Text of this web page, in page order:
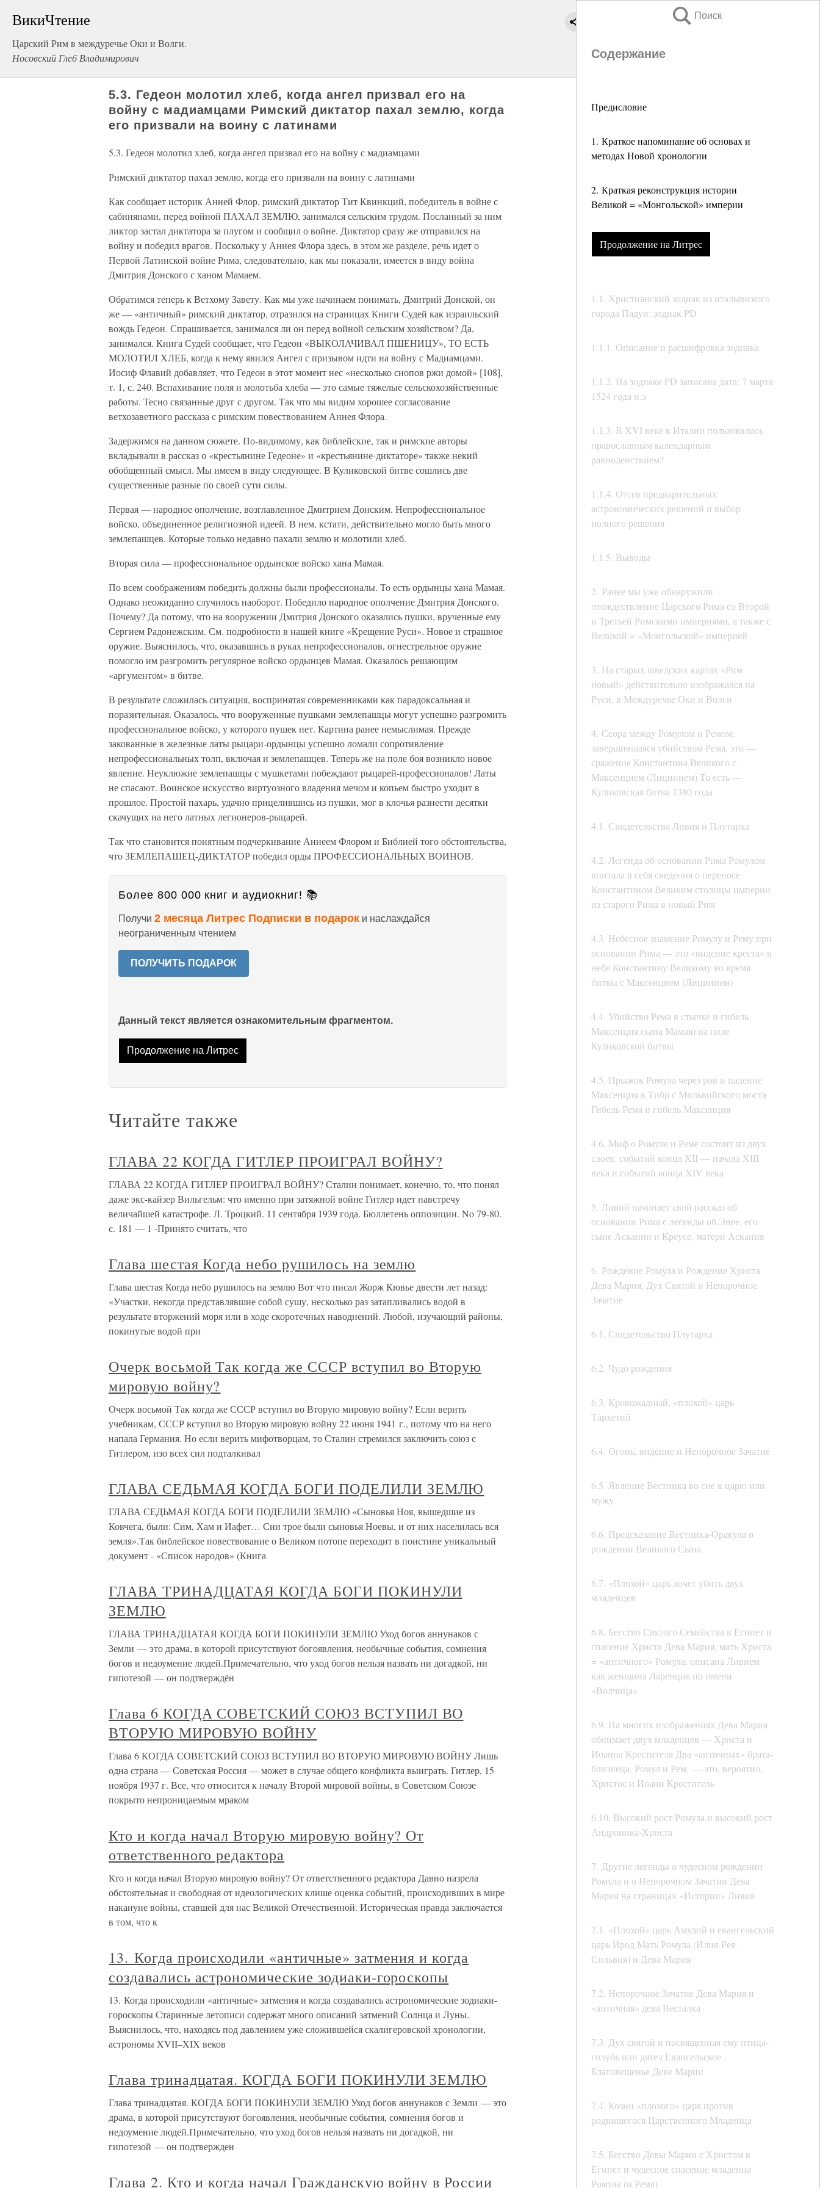
ВикиЧтение
Царский Рим в междуречье Оки и Волги.
Носовский Глеб Владимирович
Поиск
Содержание
Предисловие
1. Краткое напоминание об основах и
методах Новой хронологии
2. Краткая реконструкция истории
Великой = «Монгольской» империи
Продолжение на Литрес
1.1. Христианский зодиак из итальянского
города Падуи: зодиак PD
1.1.1. Описание и расшифровка зодиака
1.1.2. На зодиаке PD записана дата: 7 марта
1524 года н.э
1.1.3. В XVI веке в Италии пользовались
православным календарным
равноденствием?
1.1.4. Отсев предварительных
астрономических решений и выбор
полного решения
1.1.5. Выводы
2. Ранее мы уже обнаружили
отождествление Царского Рима со Второй
и Третьей Римскими империями, а также с
Великой = «Монгольской» империей
3. На старых шведских картах «Рим
новый» действительно изображался на
Руси, в Междуречье Оки и Волги
4. Ссора между Ромулом и Ремом,
завершившаяся убийством Рема, это —
сражение Константина Великого с
Максенцием (Лицинием) То есть —
Куликовская битва 1380 года
4.1. Свидетельства Ливия и Плутарха
4.2. Легенда об основании Рима Ромулом
впитала в себя сведения о переносе
Константином Великим столицы империи
из старого Рима в новый Рим
4.3. Небесное знамение Ромулу и Рему при
основании Рима — это «видение креста» в
небе Константину Великому во время
битвы с Максенцием (Лицинием)
4.4. Убийство Рема в стычке и гибель
Максенция (хана Мамая) на поле
Куликовской битвы
4.5. Прыжок Ромула через ров и падение
Максенция в Тибр с Мильвийского моста
Гибель Рема и гибель Максенция
4.6. Миф о Ромуле и Реме состоит из двух
слоев: событий конца XII — начала XIII
века и событий конца XIV века
5. Ливий начинает свой рассказ об
основании Рима с легенды об Энее, его
сыне Аскании и Креусе, матери Аскания
6. Рождение Ромула и Рождение Христа
Дева Мария, Дух Святой и Непорочное
Зачатие
6.1. Свидетельство Плутарха
6.2. Чудо рождения
6.3. Кровожадный, «плохой» царь
Тархетий
6.4. Огонь, видение и Непорочное Зачатие
6.5. Явление Вестника во сне к царю или
мужу
6.6. Предсказание Вестника-Оракула о
рождении Великого Сына
6.7. «Плохой» царь хочет убить двух
младенцев
6.8. Бегство Святого Семейства в Египет и
спасение Христа Дева Мария, мать Христа
= «античного» Ромула, описана Ливием
как женщина Ларенция по имени
«Волчица»
6.9. На многих изображениях Дева Мария
обнимает двух младенцев — Христа и
Иоанна Крестителя Два «античных» брата-
близнеца, Ромул и Рем, — это, вероятно,
Христос и Иоанн Креститель
6.10. Высокий рост Ромула и высокий рост
Андроника-Христа
7. Другие легенды о чудесном рождении
Ромула и о Непорочном Зачатии Дева
Мария на страницах «Истории» Ливия
7.1. «Плохой» царь Амулий и евангельский
царь Ирод Мать Ромула (Илия-Рея-
Сильвия) и Дева Мария
7.2. Непорочное Зачатие Дева Мария и
«античная» дева Весталка
7.3. Дух святой и посвященная ему птица-
голубь или дятел Евангельское
Благовещенье Деве Марии
7.4. Козни «плохого» царя против
родившегося Царственного Младенца
7.5. Бегство Девы Марии с Христом в
Египет и чудесное спасение младенца
Ромула (и Рема)
5.3. Гедеон молотил хлеб, когда ангел призвал его на
войну с мадиамцами Римский диктатор пахал землю, когда
его призвали на воину с латинами
5.3. Гедеон молотил хлеб, когда ангел призвал его на войну с мадиамцами
Римский диктатор пахал землю, когда его призвали на воину с латинами
Как сообщает историк Анней Флор, римский диктатор Тит Квинкций, победитель в войне с
сабинянами, перед войной ПАХАЛ ЗЕМЛЮ, занимался сельским трудом. Посланный за ним
ликтор застал диктатора за плугом и сообщил о войне. Диктатор сразу же отправился на
войну и победил врагов. Поскольку у Аннея Флора здесь, в этом же разделе, речь идет о
Первой Латинской войне Рима, следовательно, как мы показали, имеется в виду война
Дмитрия Донского с ханом Мамаем.
Обратимся теперь к Ветхому Завету. Как мы уже начинаем понимать, Дмитрий Донской, он
же — «античный» римский диктатор, отразился на страницах Книги Судей как израильский
вождь Гедеон. Спрашивается, занимался ли он перед войной сельским хозяйством? Да,
занимался. Книга Судей сообщает, что Гедеон «ВЫКОЛАЧИВАЛ ПШЕНИЦУ», ТО ЕСТЬ
МОЛОТИЛ ХЛЕБ, когда к нему явился Ангел с призывом идти на войну с Мадиамцами.
Иосиф Флавий добавляет, что Гедеон в этот момент нес «несколько снопов ржи домой» [108],
т. 1, с. 240. Вспахивание поля и молотьба хлеба — это самые тяжелые сельскохозяйственные
работы. Тесно связанные друг с другом. Так что мы видим хорошее согласование
ветхозаветного рассказа с римским повествованием Аннея Флора.
Задержимся на данном сюжете. По-видимому, как библейские, так и римские авторы
вкладывали в рассказ о «крестьянине Гедеоне» и «крестьянине-диктаторе» также некий
обобщенный смысл. Мы имеем в виду следующее. В Куликовской битве сошлись две
существенные разные по своей сути силы.
Первая — народное ополчение, возглавленное Дмитрием Донским. Непрофессиональное
войско, объединенное религиозной идеей. В нем, кстати, действительно могло быть много
землепашцев. Которые только недавно пахали землю и молотили хлеб.
Вторая сила — профессиональное ордынское войско хана Мамая.
По всем соображениям победить должны были профессионалы. То есть ордынцы хана Мамая.
Однако неожиданно случилось наоборот. Победило народное ополчение Дмитрия Донского.
Почему? Да потому, что на вооружении Дмитрия Донского оказались пушки, врученные ему
Сергием Радонежским. См. подробности в нашей книге «Крещение Руси». Новое и страшное
оружие. Выяснилось, что, оказавшись в руках непрофессионалов, огнестрельное оружие
помогло им разгромить регулярное войско ордынцев Мамая. Оказалось решающим
«аргументом» в битве.
В результате сложилась ситуация, воспринятая современниками как парадоксальная и
поразительная. Оказалось, что вооруженные пушками землепашцы могут успешно разгромить
профессиональное войско, у которого пушек нет. Картина ранее немыслимая. Прежде
закованные в железные латы рыцари-ордынцы успешно ломали сопротивление
непрофессиональных толп, включая и землепашцев. Теперь же на поле боя возникло новое
явление. Неуклюжие землепашцы с мушкетами побеждают рыцарей-профессионалов! Латы
не спасают. Воинское искусство виртуозного владения мечом и копьем быстро уходит в
прошлое. Простой пахарь, удачно прицелившись из пушки, мог в клочья разнести десятки
скачущих на него латных легионеров-рыцарей.
Так что становится понятным подчеркивание Аннеем Флором и Библией того обстоятельства,
что ЗЕМЛЕПАШЕЦ-ДИКТАТОР победил орды ПРОФЕССИОНАЛЬНЫХ ВОИНОВ.
Более 800 000 книг и аудиокниг! 📚
Получи 2 месяца Литрес Подписки в подарок и наслаждайся
неограниченным чтением
ПОЛУЧИТЬ ПОДАРОК
Данный текст является ознакомительным фрагментом.
Продолжение на Литрес
Читайте также
ГЛАВА 22 КОГДА ГИТЛЕР ПРОИГРАЛ ВОЙНУ?
ГЛАВА 22 КОГДА ГИТЛЕР ПРОИГРАЛ ВОЙНУ? Сталин понимает, конечно, то, что понял
даже экс-кайзер Вильгельм: что именно при затяжной войне Гитлер идет навстречу
величайшей катастрофе. Л. Троцкий. 11 сентября 1939 года. Бюллетень оппозиции. No 79-80.
с. 181 — 1 -Принято считать, что
Глава шестая Когда небо рушилось на землю
Глава шестая Когда небо рушилось на землю Вот что писал Жорж Кювье двести лет назад:
«Участки, некогда представлявшие собой сушу, несколько раз затапливались водой в
результате вторжений моря или в ходе скоротечных наводнений. Любой, изучающий районы,
покинутые водой при
Очерк восьмой Так когда же СССР вступил во Вторую
мировую войну?
Очерк восьмой Так когда же СССР вступил во Вторую мировую войну? Если верить
учебникам, СССР вступил во Вторую мировую войну 22 июня 1941 г., потому что на него
напала Германия. Но если верить мифотворцам, то Сталин стремился заключить союз с
Гитлером, изо всех сил подталкивал
ГЛАВА СЕДЬМАЯ КОГДА БОГИ ПОДЕЛИЛИ ЗЕМЛЮ
ГЛАВА СЕДЬМАЯ КОГДА БОГИ ПОДЕЛИЛИ ЗЕМЛЮ «Сыновья Ноя, вышедшие из
Ковчега, были: Сим, Хам и Иафет… Сии трое были сыновья Ноевы, и от них населилась вся
земля».Так библейское повествование о Великом потопе переходит в поистине уникальный
документ - «Список народов» (Книга
ГЛАВА ТРИНАДЦАТАЯ КОГДА БОГИ ПОКИНУЛИ
ЗЕМЛЮ
ГЛАВА ТРИНАДЦАТАЯ КОГДА БОГИ ПОКИНУЛИ ЗЕМЛЮ Уход богов аннунаков с
Земли — это драма, в которой присутствуют богоявления, необычные события, сомнения
богов и недоумение людей.Примечательно, что уход богов нельзя назвать ни догадкой, ни
гипотезой — он подтверждён
Глава 6 КОГДА СОВЕТСКИЙ СОЮЗ ВСТУПИЛ ВО
ВТОРУЮ МИРОВУЮ ВОЙНУ
Глава 6 КОГДА СОВЕТСКИЙ СОЮЗ ВСТУПИЛ ВО ВТОРУЮ МИРОВУЮ ВОЙНУ Лишь
одна страна — Советская Россия — может в случае общего конфликта выиграть. Гитлер, 15
ноября 1937 г. Все, что относится к началу Второй мировой войны, в Советском Союзе
покрыто непроницаемым мраком
Кто и когда начал Вторую мировую войну? От
ответственного редактора
Кто и когда начал Вторую мировую войну? От ответственного редактора Давно назрела
обстоятельная и свободная от идеологических клише оценка событий, происходивших в мире
накануне войны, ставшей для нас Великой Отечественной. Историческая правда заключается
в том, что к
13. Когда происходили «античные» затмения и когда
создавались астрономические зодиаки-гороскопы
13. Когда происходили «античные» затмения и когда создавались астрономические зодиаки-
гороскопы Старинные летописи содержат много описаний затмений Солнца и Луны.
Выяснилось, что, находясь под давлением уже сложившейся скалигеровской хронологии,
астрономы XVII–XIX веков
Глава тринадцатая. КОГДА БОГИ ПОКИНУЛИ ЗЕМЛЮ
Глава тринадцатая. КОГДА БОГИ ПОКИНУЛИ ЗЕМЛЮ Уход богов аннунаков с Земли — это
драма, в которой присутствуют богоявления, необычные события, сомнения богов и
недоумение людей.Примечательно, что уход богов нельзя назвать ни догадкой, ни
гипотезой — он подтвержден
Глава 2. Кто и когда начал Гражданскую войну в России